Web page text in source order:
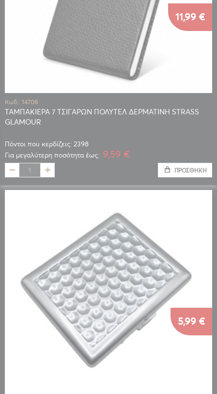
Κωδ.: 14708
ΤΑΜΠΑΚΙΕΡΑ 7 ΤΣΙΓΑΡΩΝ ΠΟΛΥΤΕΛ ΔΕΡΜΑΤΙΝΗ STRASS
GLAMOUR
Πόντοι που κερδίζεις: 2398
11,99 €
Για μεγαλύτερη ποσότητα έως: 9,59 €
ΠΡΟΣΘΉΚΗ
5,99 €